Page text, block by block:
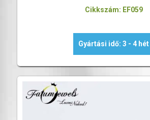
Cikkszám: EF059
Gyártási idő: 3 - 4 hét